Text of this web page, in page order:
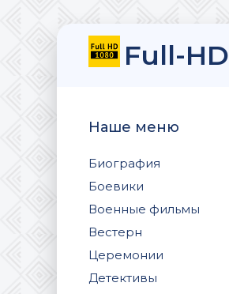
Full-HD
Наше меню
Биография
Боевики
Военные фильмы
Вестерн
Церемонии
Детективы